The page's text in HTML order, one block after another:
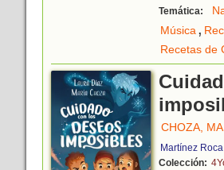
Temática:
Música,
Recetas de
CHOZA,
Martínez Roca
Colección: